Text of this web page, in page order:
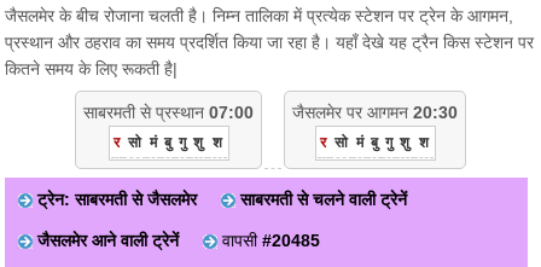
जैसलमेर के बीच रोजाना चलती है। निम्न तालिका में प्रत्येक स्टेशन पर ट्रेन के आगमन,
प्रस्थान और ठहराव का समय प्रदर्शित किया जा रहा है। यहाँ देखे यह ट्रैन किस स्टेशन पर
कितने समय के लिए रूकती है|
साबरमती से प्रस्थान 07:00
र सो मं बु गु शु श
जैसलमेर पर आगमन 20:30
र सो मं बु गु शु श
ट्रेन: साबरमती से जैसलमेर साबरमती से चलने वाली ट्रेनें
जैसलमेर आने वाली ट्रेनें वापसी#20485